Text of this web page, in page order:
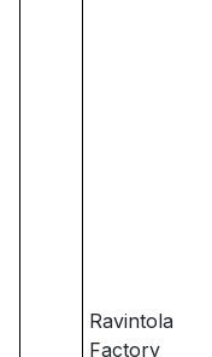
Ravintola
Factory